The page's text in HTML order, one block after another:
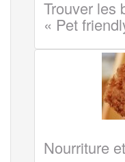
Trouver les
« Pet
Nourriture